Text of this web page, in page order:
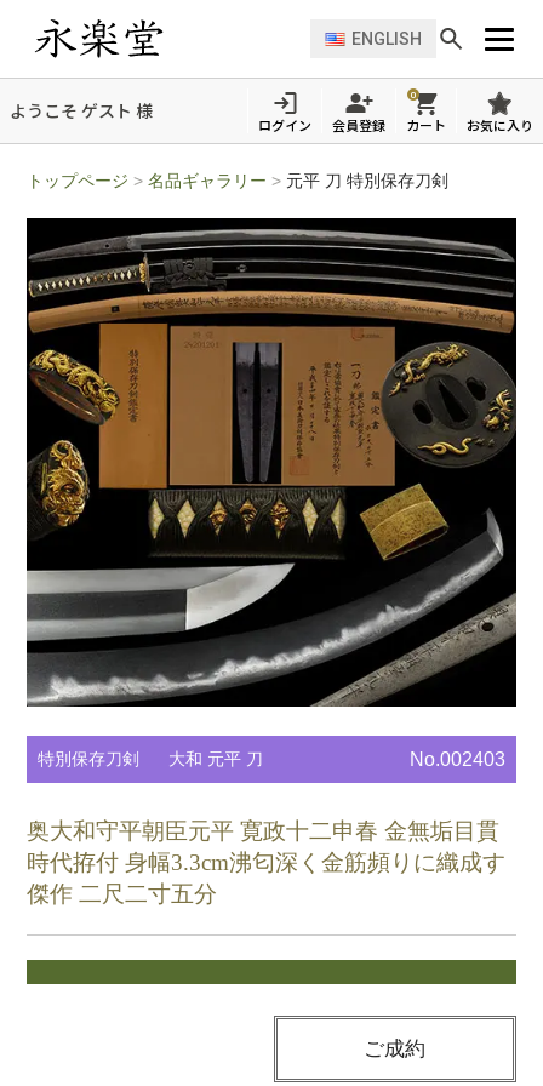
ENGLISH
ようこそ ゲスト 様
ログイン 会員登録
0
カート お気に入り
トップページ >名品ギャラリー > 元平 刀 特別保存刀剣
特別保存刀剣 大和 元平 刀 No.002403
奥大和守平朝臣元平 寛政十二申春 金無垢目貫
時代拵付 身幅3.3cm沸匂深く金筋頻りに織成す
傑作 二尺二寸五分
ご成約